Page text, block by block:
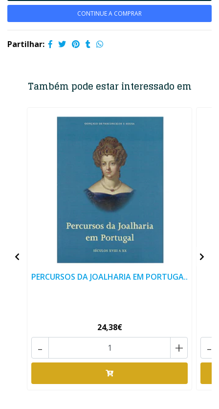
CONTINUE A COMPRAR
Partilhar:
Também pode estar interessado em
PERCURSOS DA JOALHARIA EM PORTUGA..
24,38€
+
- -